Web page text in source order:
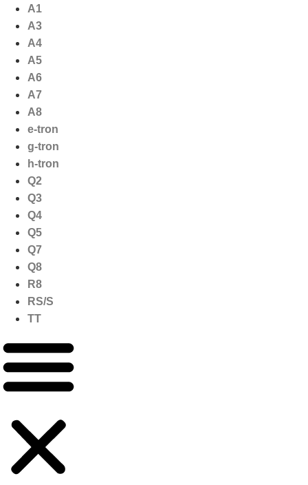
naar
inhoud
A1
A3
A4
A5
A6
A7
A8
e-tron
g-tron
h-tron
Q2
Q3
Q4
Q5
Q7
Q8
R8
RS/S
TT